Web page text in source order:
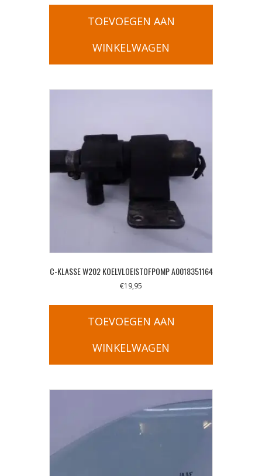
TOEVOEGEN AAN
WINKELWAGEN
C-KLASSE W202 KOELVLOEISTOFPOMP A0018351164
€19,95
TOEVOEGEN AAN
WINKELWAGEN